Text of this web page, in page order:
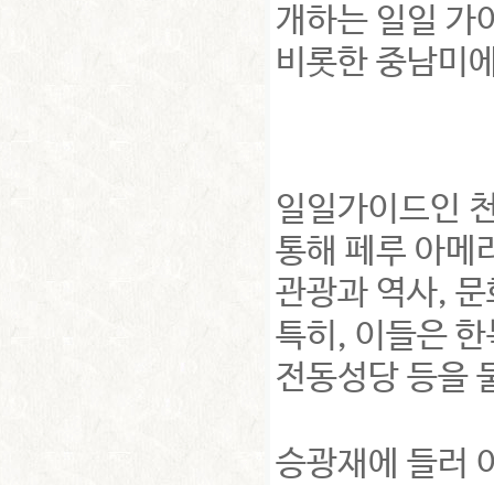
개하는 일일 가
비롯한 중남미
일일가이드인
통해 페루 아메
관광과 역사,
특히, 이들은
전동성당 등을
승광재에 들러